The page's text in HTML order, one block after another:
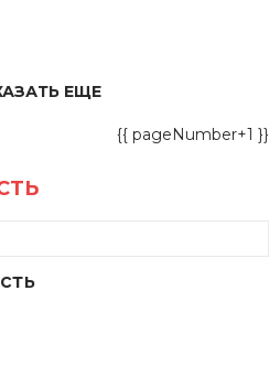
ЕЩЕ
{{ pageNumber+1 }}